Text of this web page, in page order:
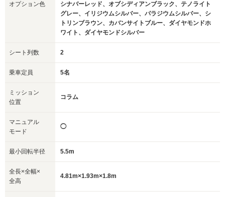
オプション色
シナバーレッド、オブシディアンブラック、テノライト
グレー、イリジウムシルバー、パラジウムシルバー、シ
トリンブラウン、カバンサイトブルー、ダイヤモンドホ
ワイト、ダイヤモンドシルバー
シート列数 2
乗車定員 5名
ミッション
位置
コラム
マニュアル
モード
◯
最小回転半径 5.5m
全長×全幅×
全高
4.81m×1.93m×1.8m